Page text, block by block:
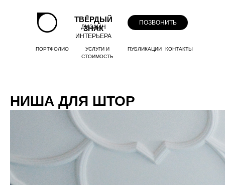
УСЛУГИ И
СТОИМОСТЬ
КОНТАКТЫ
ПОРТФОЛИО ПУБЛИКАЦИИ
ПОЗВОНИТЬ
ТВЁРДЫЙ
ЗНАК
ДИЗАЙН
ИНТЕРЬЕРА
НИША ДЛЯ ШТОР